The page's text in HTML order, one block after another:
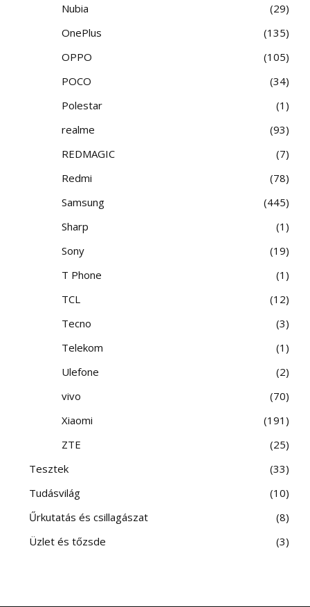
Nubia
29
OnePlus
135
OPPO
105
POCO
34
Polestar
1
realme
93
REDMAGIC
7
Redmi
78
Samsung
445
Sharp
1
Sony
19
T Phone
1
TCL
12
Tecno
3
Telekom
1
Ulefone
2
vivo
70
Xiaomi
191
ZTE
25
Tesztek
33
Tudásvilág
10
Űrkutatás és csillagászat
8
Üzlet és tőzsde
3